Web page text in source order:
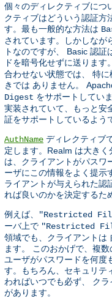
個々のディレクティブにつ
クティブはどういう認証方
す。最も一般的な方法は
されています。しかしなが
トなのですが、 Basic 認
ドを暗号化せずに送ります
合わせない状態では、 特
きでは ありません。
Digest をサポートしてい
実装されていて、もっと安
証をサポートしているよう
AuthName ディレクティブ
定します。Realm は大き
は、クライアントがパスワ
ーザにこの情報をよく提示
ライアントが与えられた認
れば良いのかを決定するた
例えば、
"Restricted
ーバ上で "Restricted
領域でも、クライアントは
ます。 このおかげで、複
ユーザがパスワードを何度
す。もちろん、セキュリテ
わればいつでも必ず、 ク
があります。